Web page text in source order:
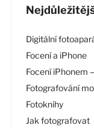
Digitální
Focení a iPhone
Focení iPhonem
Fotografování
Fotoknihy
Jak fotografovat